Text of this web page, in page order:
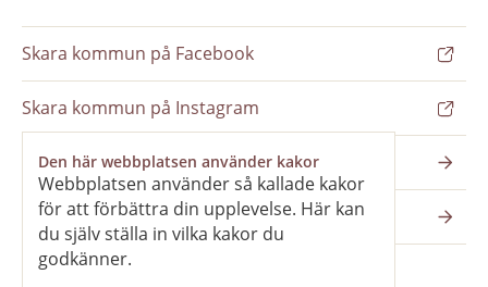
Den här webbplatsen använder kakor
Webbplatsen använder så kallade kakor
för att förbättra din upplevelse. Här kan
du själv ställa in vilka kakor du
godkänner.
Skara kommun på Facebook
Skara kommun på Instagram
Nyhetsbrev
Pressrum